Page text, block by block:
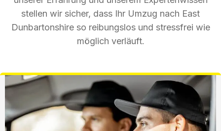
stellen wir sicher, dass Ihr Umzug nach East
Dunbartonshire so reibungslos und stressfrei wie
möglich verläuft.